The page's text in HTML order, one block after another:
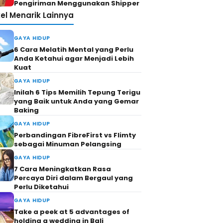
Pengiriman Menggunakan Shipper
Menarik Lainnya
GAYA HIDUP
6 Cara Melatih Mental yang Perlu
Anda Ketahui agar Menjadi Lebih
Kuat
GAYA HIDUP
Inilah 6 Tips Memilih Tepung Terigu
yang Baik untuk Anda yang Gemar
Baking
GAYA HIDUP
Perbandingan FibreFirst vs Flimty
sebagai Minuman Pelangsing
GAYA HIDUP
7 Cara Meningkatkan Rasa
Percaya Diri dalam Bergaul yang
Perlu Diketahui
GAYA HIDUP
Take a peek at 5 advantages of
holding a wedding in Bali